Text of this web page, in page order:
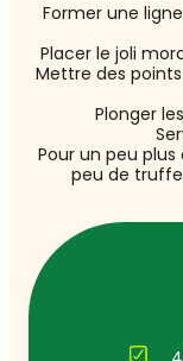
Former une
Placer le joli
Mettre des
Plonger
Pour un peu
peu de